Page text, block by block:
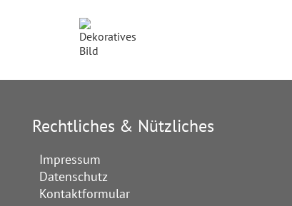
Rechtliches & Nützliches
Impressum
Datenschutz
Kontaktformular